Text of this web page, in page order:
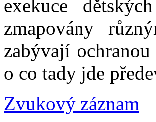
exekuce
zmapovány
zabývají
o co tady jde
Zvukový záznam